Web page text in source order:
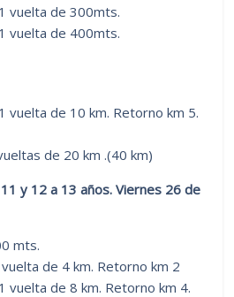
vuelta de 300mts.
vuelta de 400mts.
vuelta de 10 km. Retorno km 5.
de 20 km .(40 km)
y 12 a 13 años. Viernes 26 de
mts.
de 4 km. Retorno km 2
vuelta de 8 km. Retorno km 4.